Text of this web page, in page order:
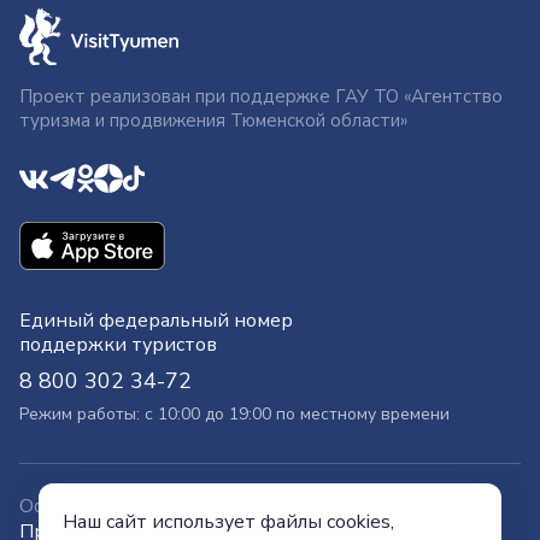
Проект реализован при поддержке ГАУ ТО «Агентство
туризма и продвижения Тюменской области»
Единый федеральный номер
поддержки туристов
8 800 302 34-72
Режим работы: с 10:00 до 19:00 по местному времени
Официальный сайт
Правительства Тюменской области
Наш сайт использует файлы cookies,